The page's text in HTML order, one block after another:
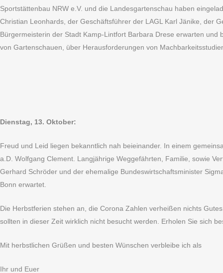
Sportstättenbau NRW e.V. und die Landesgartenschau haben
Christian Leonhards, der Geschäftsführer der LAGL Karl Jänike, der
Bürgermeisterin der Stadt Kamp-Lintfort Barbara Drese erwarten
von Gartenschauen, über Herausforderungen von
Dienstag, 13. Oktober:
Freud und Leid liegen bekanntlich nah beieinander. In einem
a.D. Wolfgang Clement. Langjährige Weggefährten, Familie, sowie
Gerhard Schröder und der ehemalige Bundeswirtschaftsminister
Bonn erwartet.
Die Herbstferien stehen an, die Corona Zahlen verheißen nichts
sollten in dieser Zeit wirklich nicht besucht werden. Erholen Sie sich
Mit herbstlichen Grüßen und besten Wünschen verbleibe ich als
Ihr und Euer